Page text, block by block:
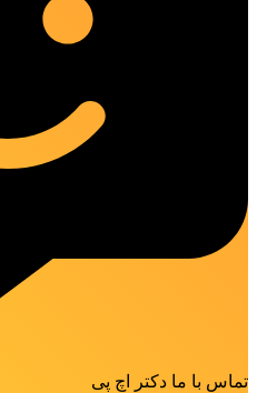
تماس با ما دکتر اچ پی